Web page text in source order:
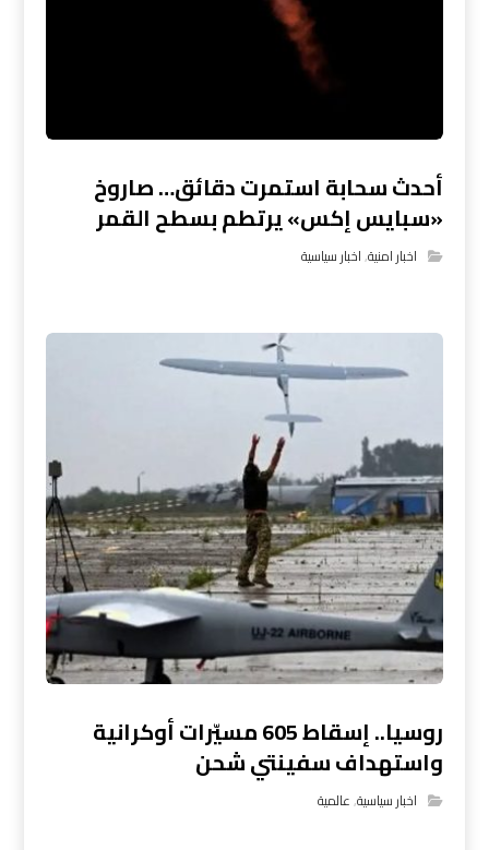
أحدث سحابة استمرت دقائق… صاروخ
«سبايس إكس» يرتطم بسطح القمر
اخبار امنية,اخبار سياسية
روسيا.. إسقاط 605 مسيّرات أوكرانية
واستهداف سفينتي شحن
اخبار سياسية,عالمية